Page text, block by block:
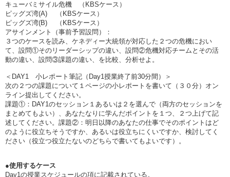
キューバミサイル危機 （KBSケース）
ピッグズ湾(A) （KBSケース）
ピッグズ湾(B) （KBSケース）
アサインメント（事前予習設問）：
３つのケースを読み、ケネディー大統領が対応した２つの危機におい
て、設問①そのリーダーシップの違い、設問②危機対応チームとその活
動の違い、設問③課題の違い、を比較、分析せよ。
＜DAY1 小レポート筆記（Day1授業終了前30分間）＞
次の２つの課題について１ページの小レポートを書いて（３０分）オン
ライン提出してください。
課題①：DAY1のセッション１あるいは２を選んで（両方のセッションを
まとめてもよい）、あなたなりに学んだポイントを１つ、２つ上げて記
述してください。課題②：明日以降のあなたの仕事でそのポイントはど
のように役立ちそうですか、あるいは役立ちにくいですか、検討してく
ださい（役立つ役立たないのどちらで書いてもよいです）。
●使用するケース
Day1の授業スケジュールの項に記載されている。